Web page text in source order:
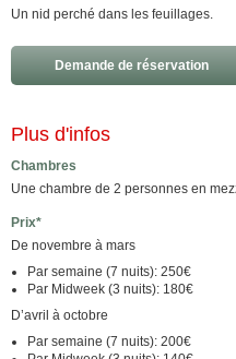
Un nid perché dans les feuillages.
Demande de réservation
Plus d'infos
Chambres
Une chambre de 2 personnes en
Prix*
De novembre à mars
Par semaine (7 nuits): 250€
Par Midweek (3 nuits): 180€
D’avril à octobre
Par semaine (7 nuits): 200€